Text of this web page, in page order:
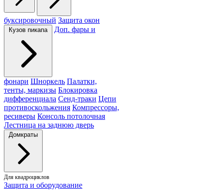
буксировочный Защита окон
Кузов пикапа Доп. фары и
фонари Шноркель Палатки,
тенты, маркизы Блокировка
дифференциала Сенд-траки Цепи
противоскольжения Компрессоры,
ресиверы Консоль потолочная
Лестница на заднюю дверь
Домкраты
Для квадроциклов
Защита и оборудование